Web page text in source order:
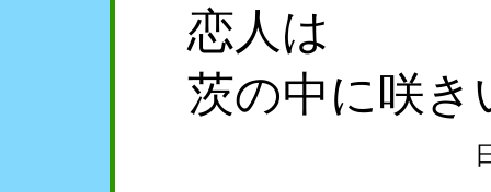
恋人は
茨の中に咲き